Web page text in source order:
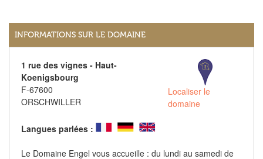
INFORMATIONS SUR LE DOMAINE
1 rue des vignes - Haut-
Koenigsbourg
F-67600
ORSCHWILLER
Localiser le
domaine
Langues parlées :
Le Domaine Engel vous accueille : du lundi au samedi de